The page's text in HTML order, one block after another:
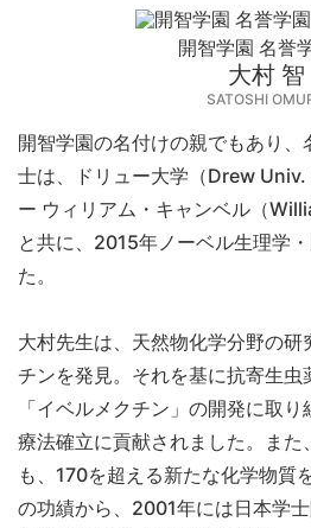
開智学園 名誉
大村 智
SATOSHI
開智学園の名付けの親でもあり
士は、ドリュー大学（Drew Univ.
ー ウィリアム・キャンベル（
と共に、2015年ノーベル生理学
た。
大村先生は、天然物化学分野の研
チンを発見。それを基に抗寄生虫
「イベルメクチン」の開発に取
療法確立に貢献されました。また
も、170を超える新たな化学物質
の功績から、2001年には日本学士